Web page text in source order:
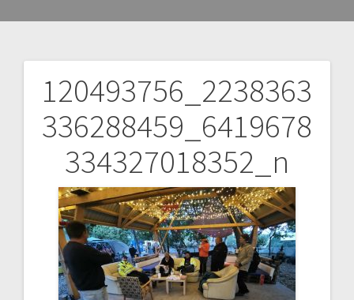
120493756_2238363
336288459_6419678
334327018352_n
Bejegyzés
navigáció